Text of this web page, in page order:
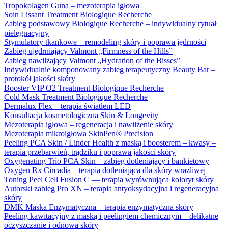
Tropokolagen Guna – mezoterapia igłowa
Soin Lissant Treatment Biologique Recherche
Zabieg podstawowy Biologique Recherche – indywidualny rytuał
pielęgnacyjny
Stymulatory tkankowe – remodeling skóry i poprawa jędrności
Zabieg ujędrniający Valmont „Firmness of the Hills”
Zabieg nawilżający Valmont „Hydration of the Bisses”
Indywidualnie komponowany zabieg terapeutyczny Beauty Bar –
protokół jakości skóry
Booster VIP O2 Treatment Biologique Recherche
Cold Mask Treatment Biologique Recherche
Dermalux Flex – terapia światłem LED
Konsultacja kosmetologiczna Skin & Longevity
Mezoterapia igłowa – regeneracja i nawilżenie skóry
Mezoterapia mikroigłowa SkinPen® Precision
Peeling PCA Skin / Linder Health z maską i boosterem – kwasy –
terapia przebarwień, trądziku i poprawa jakości skóry
Oxygenating Trio PCA Skin – zabieg dotleniający i bankietowy
Oxygen Rx Circadia – terapia dotleniająca dla skóry wrażliwej
Toning Peel Cell Fusion C — terapia wyrównująca koloryt skóry
Autorski zabieg Pro XN – terapia antyoksydacyjna i regeneracyjna
skóry
DMK Maska Enzymatyczna – terapia enzymatyczna skóry
Peeling kawitacyjny z maską i peelingiem chemicznym – delikatne
oczyszczanie i odnowa skóry